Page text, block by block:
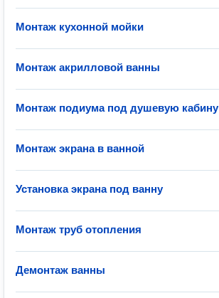
Монтаж кухонной мойки
Монтаж акрилловой ванны
Монтаж подиума под душевую кабину
Монтаж экрана в ванной
Установка экрана под ванну
Монтаж труб отопления
Демонтаж ванны